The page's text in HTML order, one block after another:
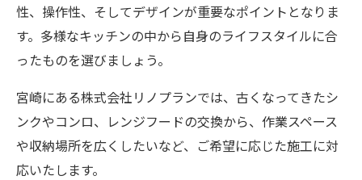
性、操作性、そしてデザインが重要なポイントとなりま
す。多様なキッチンの中から自身のライフスタイルに合
ったものを選びましょう。
宮崎にある株式会社リノプランでは、古くなってきたシ
ンクやコンロ、レンジフードの交換から、作業スペース
や収納場所を広くしたいなど、ご希望に応じた施工に対
応いたします。